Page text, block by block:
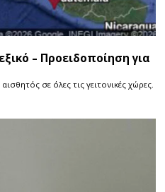
– Προειδοποίηση για
σε όλες τις γειτονικές χώρες.